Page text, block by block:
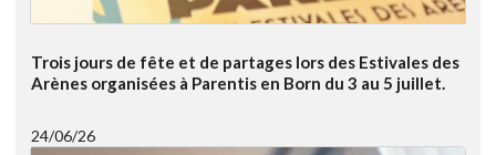
Trois jours de fête et de partages lors des Estivales des
Arènes organisées à Parentis en Born du 3 au 5 juillet.
24/06/26